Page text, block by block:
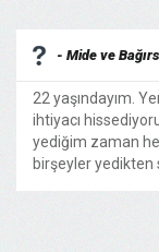
- Mide ve
22 yaşındayım.
ihtiyacı
yediğim zaman
birşeyler yedikten